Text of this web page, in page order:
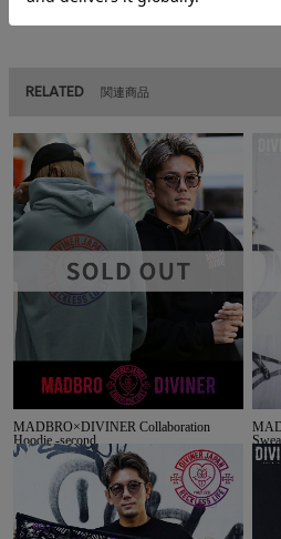
RELATED 関連商品
MADBRO×DIVINER Collaboration
Hoodie -second